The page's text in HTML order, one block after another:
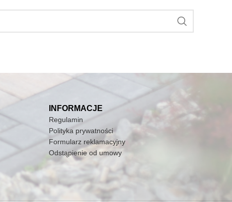
INFORMACJE
Regulamin
Polityka prywatności
Formularz reklamacyjny
Odstąpienie od umowy